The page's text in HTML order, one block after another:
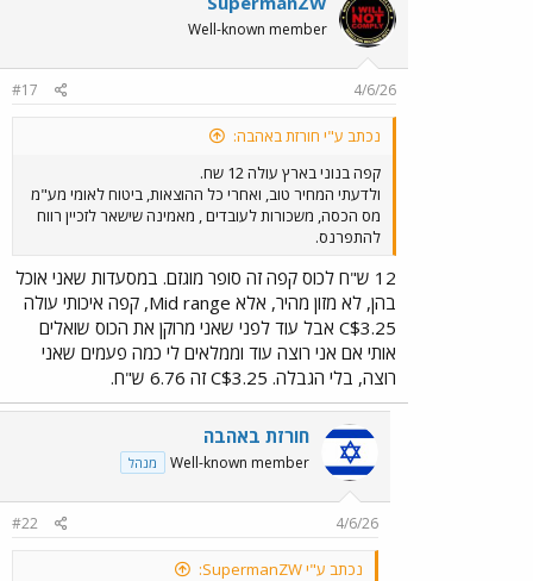
Well-known member
4/6/26
#17
נכתב ע"י חורזת באהבה:
קפה בנוני בארץ עולה 12 שח.
ולדעתי המחיר טוב, ואחרי כל ההוצאות, ביטוח לאומי מע"מ
מס הכסה, משכורות לעובדים , מאמינה שישאר לזכיין רווח
להתפרנס.
12 ש"ח לכוס קפה זה סופר מוגזם. במסעדות שאני אוכל
בהן, לא מזון מהיר, אלא Mid range, קפה איכותי עולה
C$3.25 אבל עוד לפני שאני מרוקן את הכוס שואלים
אותי אם אני רוצה עוד וממלאים לי כמה פעמים שאני
רוצה, בלי הגבלה. C$3.25 זה 6.76 ש"ח.
חורזת באהבה
Well-known member מנהל
4/6/26
#22
נכתב ע"י SupermanZW: